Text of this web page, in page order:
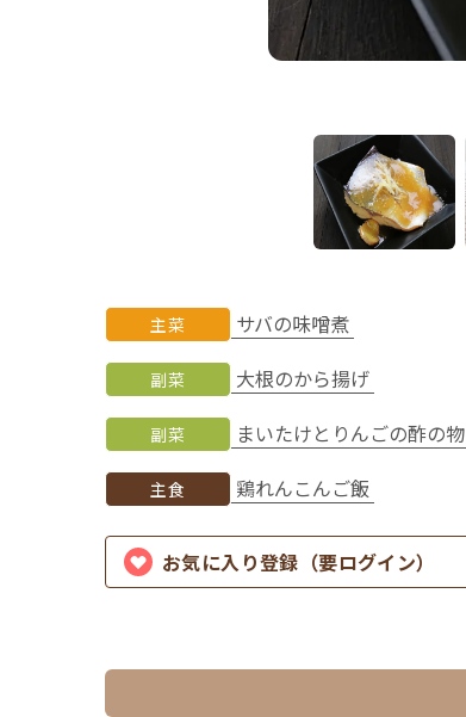
主菜 サバの味噌煮
副菜 大根のから揚げ
副菜 まいたけとりんごの酢の物
主食 鶏れんこんご飯
お気に入り登録（要ログイン）